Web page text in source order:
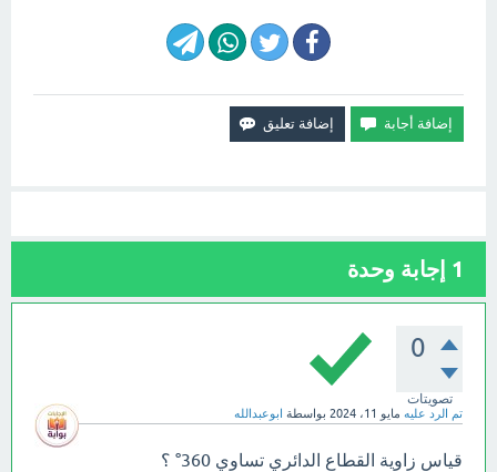
1 إجابة وحدة
0
تصويتات
تم الرد عليه مايو 11، 2024 بواسطة ابوعبدالله
قياس زاوية القطاع الدائري تساوي 360° ؟